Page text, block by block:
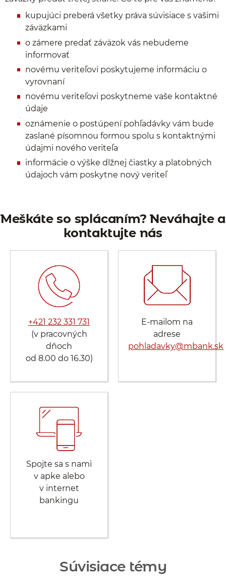
kupujúci preberá všetky práva súvisiace s vašimi
záväzkami
o zámere predať záväzok vás nebudeme
informovať
novému veriteľovi poskytujeme informáciu o
vyrovnaní
novému veriteľovi poskytneme vaše kontaktné
údaje
oznámenie o postúpení pohľadávky vám bude
zaslané písomnou formou spolu s kontaktnými
údajmi nového veriteľa
informácie o výške dlžnej čiastky a platobných
údajoch vám poskytne nový veriteľ
Meškáte so splácaním? Neváhajte a
kontaktujte nás
+421 232 331 731
(v pracovných
dňoch
od 8.00 do 16.30)
E-mailom na
adrese
pohladavky@mbank.sk
Spojte sa s nami
v apke alebo
v internet
bankingu
Súvisiace témy